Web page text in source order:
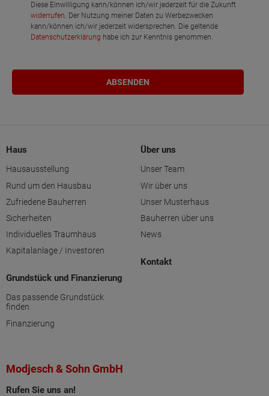
Diese Einwilligung kann/können ich/wir jederzeit für die Zukunft
widerrufen. Der Nutzung meiner Daten zu Werbezwecken
kann/können ich/wir jederzeit widersprechen. Die geltende
Datenschutzerklärung habe ich zur Kenntnis genommen.
Haus
Hausausstellung
Rund um den Hausbau
Zufriedene Bauherren
Sicherheiten
Individuelles Traumhaus
Kapitalanlage / Investoren
Grundstück und Finanzierung
Das passende Grundstück
finden
Finanzierung
Über uns
Unser Team
Wir über uns
Unser Musterhaus
Bauherren über uns
News
Kontakt
Modjesch & Sohn GmbH
Rufen Sie uns an!